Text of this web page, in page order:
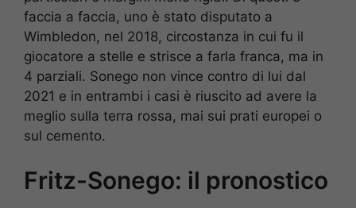
faccia a faccia, uno è stato disputato a
Wimbledon, nel 2018, circostanza in cui fu il
giocatore a stelle e strisce a farla franca, ma in
4 parziali. Sonego non vince contro di lui dal
2021 e in entrambi i casi è riuscito ad avere la
meglio sulla terra rossa, mai sui prati europei o
sul cemento.
Fritz-Sonego: il pronostico